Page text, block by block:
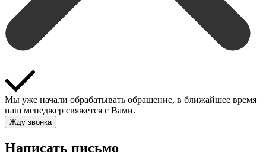
Мы уже начали обрабатывать обращение, в ближайшее время
наш менеджер свяжется с Вами.
Жду звонка
Написать письмо